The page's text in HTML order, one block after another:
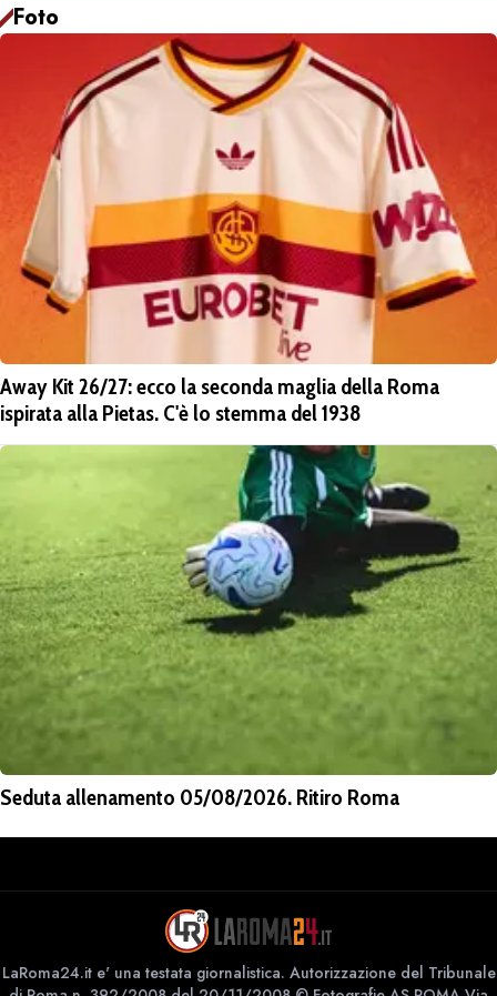
Foto
Away Kit 26/27: ecco la seconda maglia della Roma
ispirata alla Pietas. C'è lo stemma del 1938
Seduta allenamento 05/08/2026. Ritiro Roma
LaRoma24.it e' una testata giornalistica. Autorizzazione del Tribunale